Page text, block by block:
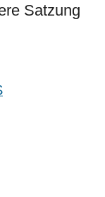
Satzung